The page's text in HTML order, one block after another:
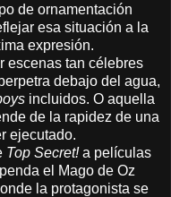
de ornamentación
esa situación a la
expresión.
escenas tan célebres
debajo del agua,
incluidos. O aquella
de la rapidez de una
ejecutado.
Top Secret!a películas
el Mago de Oz
la protagonista se